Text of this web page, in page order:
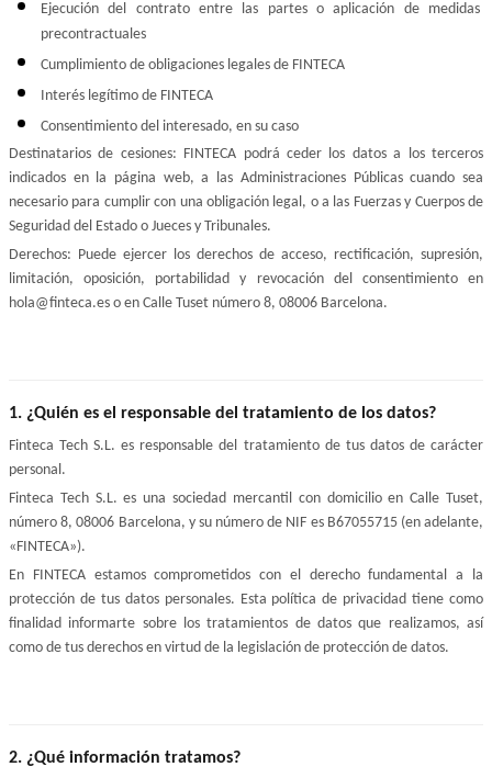
Ejecución del contrato entre las partes o aplicación de medidas
precontractuales
Cumplimiento de obligaciones legales de FINTECA
Interés legítimo de FINTECA
Consentimiento del interesado, en su caso
Destinatarios de cesiones: FINTECA podrá ceder los datos a los terceros
indicados en la página web, a las Administraciones Públicas cuando sea
necesario para cumplir con una obligación legal, o a las Fuerzas y Cuerpos de
Seguridad del Estado o Jueces y Tribunales.
Derechos: Puede ejercer los derechos de acceso, rectificación, supresión,
limitación, oposición, portabilidad y revocación del consentimiento en
hola@finteca.es o en Calle Tuset número 8, 08006 Barcelona.
1. ¿Quién es el responsable del tratamiento de los datos?
Finteca Tech S.L. es responsable del tratamiento de tus datos de carácter
personal.
Finteca Tech S.L. es una sociedad mercantil con domicilio en Calle Tuset,
número 8, 08006 Barcelona, y su número de NIF es B67055715 (en adelante,
«FINTECA»).
En FINTECA estamos comprometidos con el derecho fundamental a la
protección de tus datos personales. Esta política de privacidad tiene como
finalidad informarte sobre los tratamientos de datos que realizamos, así
como de tus derechos en virtud de la legislación de protección de datos.
2. ¿Qué información tratamos?